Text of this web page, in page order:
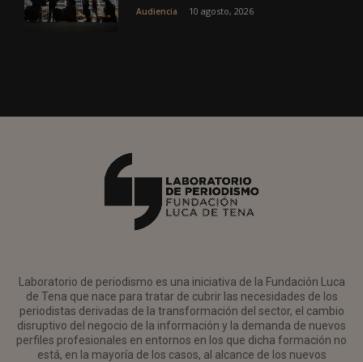
Audiencia 10 agosto, 2026
Laboratorio de periodismo es una iniciativa de la Fundación Luca
de Tena que nace para tratar de cubrir las necesidades de los
periodistas derivadas de la transformación del sector, el cambio
disruptivo del negocio de la información y la demanda de nuevos
perfiles profesionales en entornos en los que dicha formación no
está, en la mayoría de los casos, al alcance de los nuevos